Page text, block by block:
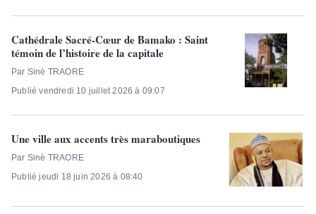
Cathédrale Sacré-Cœur de Bamako : Saint
témoin de l’histoire de la capitale
Par Sinè TRAORE
Publié vendredi 10 juillet 2026 à 09:07
Une ville aux accents très maraboutiques
Par Sinè TRAORE
Publié jeudi 18 juin 2026 à 08:40